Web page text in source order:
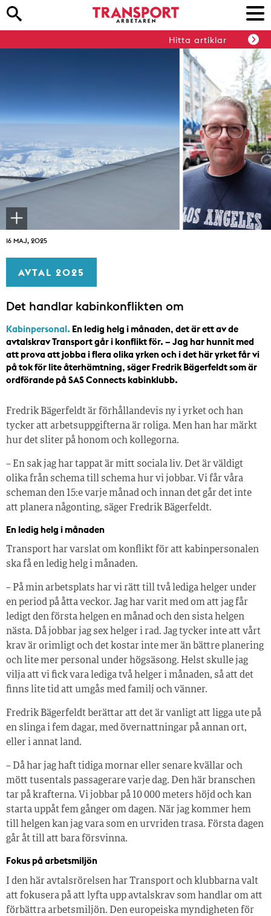
Hitta artiklar
16 MAJ, 2025
AVTAL 2025
Det handlar kabinkonflikten om
Kabinpersonal. En ledig helg i månaden, det är ett av de
avtalskrav Transport går i konflikt för. – Jag har hunnit med
att prova att jobba i flera olika yrken och i det här yrket får vi
på tok för lite återhämtning, säger Fredrik Bägerfeldt som är
ordförande på SAS Connects kabinklubb.
Fredrik Bägerfeldt är förhållandevis ny i yrket och han
tycker att arbetsuppgifterna är roliga. Men han har märkt
hur det sliter på honom och kollegorna.
– En sak jag har tappat är mitt sociala liv. Det är väldigt
olika från schema till schema hur vi jobbar. Vi får våra
scheman den 15:e varje månad och innan det går det inte
att planera någonting, säger Fredrik Bägerfeldt.
En ledig helg i månaden
Transport har varslat om konflikt för att kabinpersonalen
ska få en ledig helg i månaden.
– På min arbetsplats har vi rätt till två lediga helger under
en period på åtta veckor. Jag har varit med om att jag får
ledigt den första helgen en månad och den sista helgen
nästa. Då jobbar jag sex helger i rad. Jag tycker inte att vårt
krav är orimligt och det kostar inte mer än bättre planering
och lite mer personal under högsäsong. Helst skulle jag
vilja att vi fick vara lediga två helger i månaden, så att det
finns lite tid att umgås med familj och vänner.
Fredrik Bägerfeldt berättar att det är vanligt att ligga ute på
en slinga i fem dagar, med övernattningar på annan ort,
eller i annat land.
– Då har jag haft tidiga mornar eller senare kvällar och
mött tusentals passagerare varje dag. Den här branschen
tar på krafterna. Vi jobbar på 10 000 meters höjd och kan
starta uppåt fem gånger om dagen. När jag kommer hem
till helgen kan jag vara som en urvriden trasa. Första dagen
går åt till att bara försvinna.
Fokus på arbetsmiljön
I den här avtalsrörelsen har Transport och klubbarna valt
att fokusera på att lyfta upp avtalskrav som handlar om att
förbättra arbetsmiljön. Den europeiska myndigheten för